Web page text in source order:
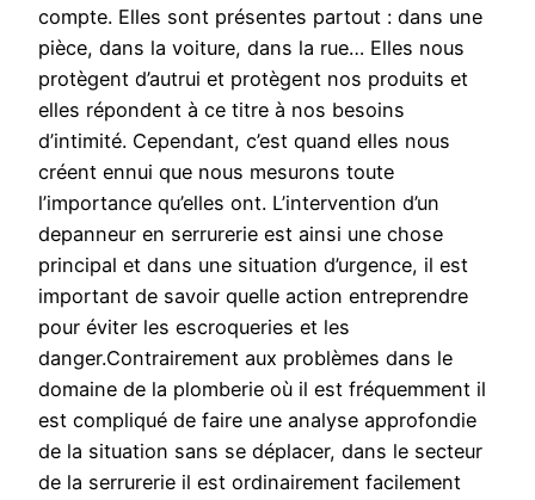
compte. Elles sont présentes partout : dans une
pièce, dans la voiture, dans la rue… Elles nous
protègent d’autrui et protègent nos produits et
elles répondent à ce titre à nos besoins
d’intimité. Cependant, c’est quand elles nous
créent ennui que nous mesurons toute
l’importance qu’elles ont. L’intervention d’un
depanneur en serrurerie est ainsi une chose
principal et dans une situation d’urgence, il est
important de savoir quelle action entreprendre
pour éviter les escroqueries et les
danger.Contrairement aux problèmes dans le
domaine de la plomberie où il est fréquemment il
est compliqué de faire une analyse approfondie
de la situation sans se déplacer, dans le secteur
de la serrurerie il est ordinairement facilement